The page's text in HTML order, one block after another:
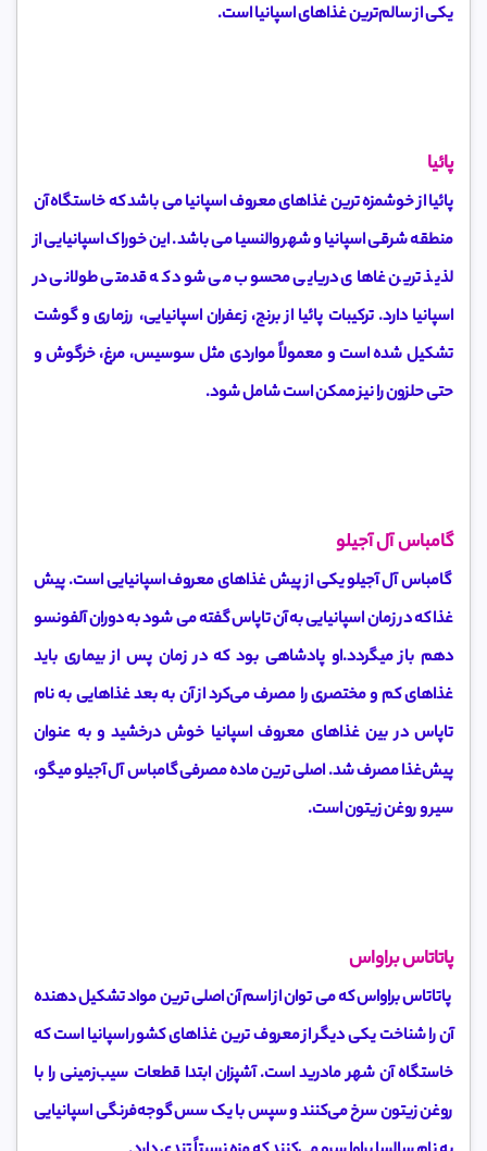
یکی از سالم‌ترین غذاهای اسپانیا است.
پائیا
پائیا از خوشمزه ترین غذاهای معروف اسپانیا می باشد که خاستگاه آن
منطقه شرقی اسپانیا و شهر والنسیا می باشد. این خوراک اسپانیایی از
لذیذ ترین غاهای دریایی محسوب می شود که قدمتی طولانی در
اسپانیا دارد. ترکیبات پائیا از برنج، زعفران اسپانیایی، رزماری و گوشت
تشکیل شده است و معمولاً مواردی مثل سوسیس، مرغ، خرگوش و
حتی حلزون را نیز ممکن است شامل شود.
گامباس آل آجیلو
گامباس آل آجیلو یکی از پیش غذاهای معروف اسپانیایی است. پیش
غذا که در زمان اسپانیایی به آن تاپاس گفته می شود به دوران آلفونسو
دهم باز میگردد.او پادشاهی بود که در زمان پس از بیماری باید
غذاهای کم و مختصری را مصرف می‌کرد از آن به بعد غذاهایی به نام
تاپاس در بین غذاهای معروف اسپانیا خوش درخشید و به عنوان
پیش‌غذا مصرف شد. اصلی ترین ماده مصرفی گامباس آل آجیلو میگو،
سیر و روغن زیتون است.
پاتاتاس براواس
پاتاتاس براواس که می توان از اسم آن اصلی ترین مواد تشکیل دهنده
آن را شناخت یکی دیگر از معروف ترین غذاهای کشور اسپانیا است که
خاستگاه آن شهر مادرید است. آشپزان ابتدا قطعات سیب‌زمینی را با
روغن زیتون سرخ می‌کنند و سپس با یک سس گوجه‌فرنگی اسپانیایی